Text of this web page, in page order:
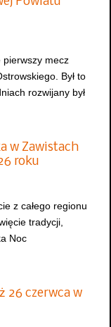
pierwszy mecz
Był to
rozwijany był
w Zawistach
roku
z całego regionu
tradycji,
Noc
26 czerwca w